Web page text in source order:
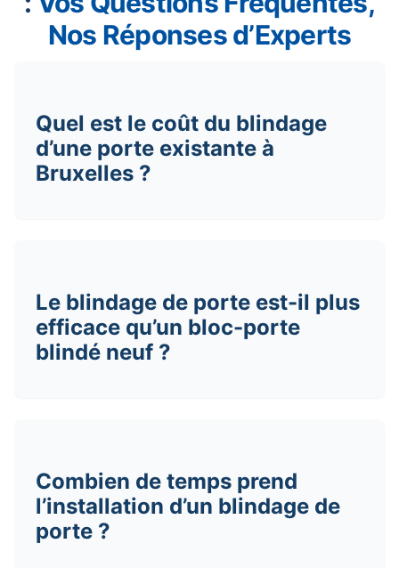
Nos Réponses d’Experts
Quel est le coût du blindage
d’une porte existante à
Bruxelles ?
Le blindage de porte est-il plus
efficace qu’un bloc-porte
blindé neuf ?
Combien de temps prend
l’installation d’un blindage de
porte ?